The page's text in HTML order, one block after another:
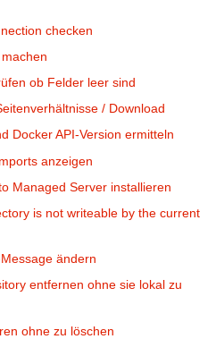
checken
ob Felder leer sind
/ Download
Docker API-Version ermitteln
anzeigen
Managed Server installieren
is not writeable by the current
ändern
entfernen ohne sie lokal zu
ohne zu löschen